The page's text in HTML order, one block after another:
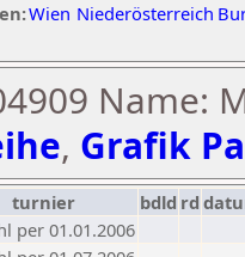
Wien Niederösterreich
Name:
, Grafik
turnier bdld rd
per 01.01.2006